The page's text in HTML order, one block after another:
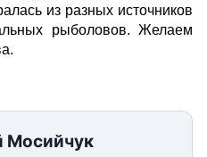
из разных источников
рыболовов. Желаем
Мосийчук